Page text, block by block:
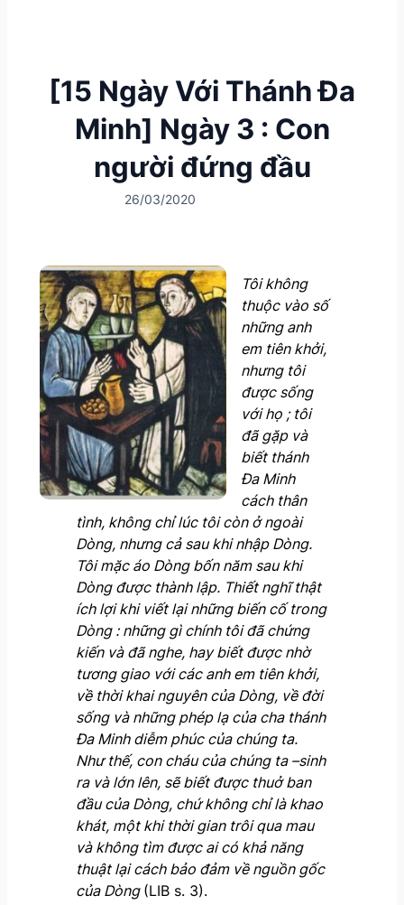
[15 Ngày Với Thánh Đa
Minh] Ngày 3 : Con
người đứng đầu
26/03/2020
Tôi không
thuộc vào số
những anh
em tiên khởi,
nhưng tôi
được sống
với họ ; tôi
đãgặp và
biết thánh
Đa Minh
cách thân
tình, không chỉ lúc tôi còn ở ngoài
Dòng, nhưng cả sau khi nhập Dòng.
Tôi mặc áo Dòng bốn năm sau khi
Dòng được thành lập. Thiết nghĩ thật
ích lợi khi viết lại những biến cố trong
Dòng : những gì chính tôi đã chứng
kiến và đã nghe, hay biết được nhờ
tương giao với các anh em tiên khởi,
về thời khai nguyên của Dòng, về đời
sống và những phép lạ của cha thánh
Đa Minh diễm phúc của chúng ta.
Như thế, con cháu của chúng ta –sinh
ra và lớn lên, sẽ biết được thuở ban
đầu của Dòng, chứ không chỉ là khao
khát, một khi thời gian trôi qua mau
và không tìm được ai có khả năng
thuật lại cách bảo đảm về nguồn gốc
của Dòng (LIB s. 3).